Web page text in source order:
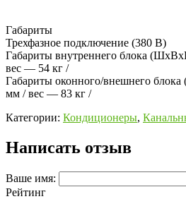
Габариты
Трехфазное подключение (380 В)
Габариты внутреннего блока
вес — 54 кг /
Габариты оконного/внешнего
мм / вес — 83 кг /
Категории: Кондиционеры,
Написать отзыв
Ваше имя:
Рейтинг